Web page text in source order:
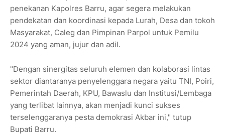
penekanan Kapolres Barru, agar segera melakukan
pendekatan dan koordinasi kepada Lurah, Desa dan tokoh
Masyarakat, Caleg dan Pimpinan Parpol untuk Pemilu
2024 yang aman, jujur dan adil.
"Dengan sinergitas seluruh elemen dan kolaborasi lintas
sektor diantaranya penyelenggara negara yaitu TNI, Poiri,
Pemerintah Daerah, KPU, Bawaslu dan Institusi/Lembaga
yang terlibat lainnya, akan menjadi kunci sukses
terselenggaranya pesta demokrasi Akbar ini," tutup
Bupati Barru.